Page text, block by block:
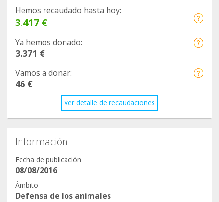
Hemos recaudado hasta hoy:
3.417 €
Ya hemos donado:
3.371 €
Vamos a donar:
46 €
Ver detalle de recaudaciones
Información
Fecha de publicación
08/08/2016
Ámbito
Defensa de los animales